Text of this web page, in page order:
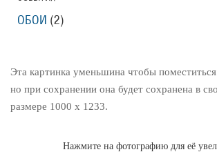
Нажмите на фотографию для её
Эта картинка уменьшина чтобы поместиться
но при сохранении она будет сохранена в
размере 1000 x 1233.
ОБОИ (2)